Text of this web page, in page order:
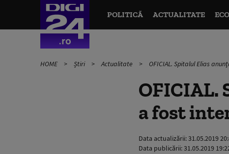
POLITICĂ ACTUALITATE
HOME Știri Actualitate OFICIAL. Spitalul Elias
OFICIAL.
a fost
Data actualizării:31.05.2019
Data publicării:31.05.2019